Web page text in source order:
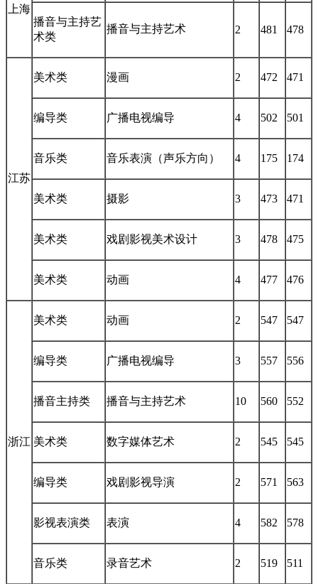
上海
播音与主持艺
术类
播音与主持艺术 2 481 478
江苏
美术类 漫画 2 472 471
编导类 广播电视编导 4 502 501
音乐类 音乐表演（声乐方向） 4 175 174
美术类 摄影 3 473 471
美术类 戏剧影视美术设计 3 478 475
美术类 动画 4 477 476
浙江
美术类 动画 2 547 547
编导类 广播电视编导 3 557 556
播音主持类 播音与主持艺术 10 560 552
美术类 数字媒体艺术 2 545 545
编导类 戏剧影视导演 2 571 563
影视表演类 表演 4 582 578
音乐类 录音艺术 2 519 511